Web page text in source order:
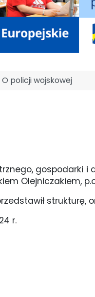
O policji wojskowej
gospodarki i
Olejniczakiem,
strukturę,
r.